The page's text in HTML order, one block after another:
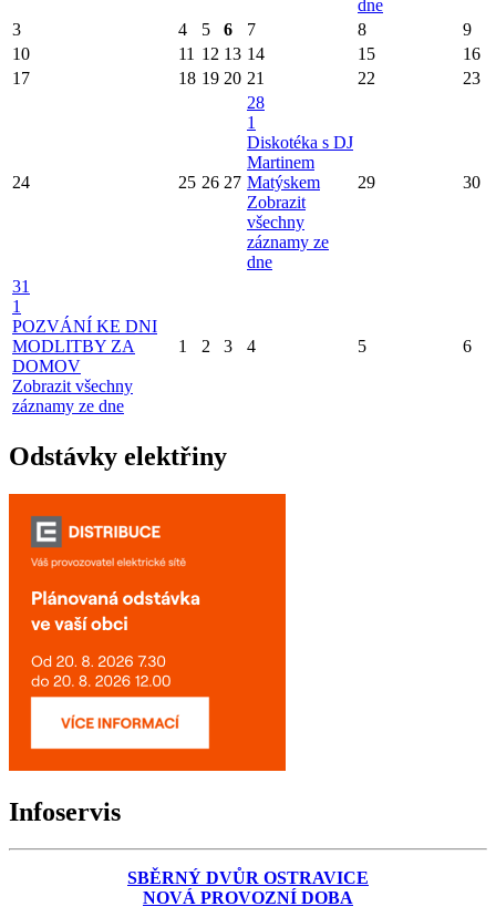
dne
3 4 5 6 7 8
9
10
11 12 13 14 15
16
17
18 19 20 21 22 23
24 25 26 27
28
1
Diskotéka s DJ
Martinem
Matýskem
Zobrazit
všechny
záznamy ze
dne
29 30
31
1
POZVÁNÍ KE DNI
MODLITBY ZA
DOMOV
Zobrazit všechny
záznamy ze dne
1 2 3 4 5 6
Odstávky elektřiny
Infoservis
SBĚRNÝ DVŮR OSTRAVICE
NOVÁ PROVOZNÍ DOBA